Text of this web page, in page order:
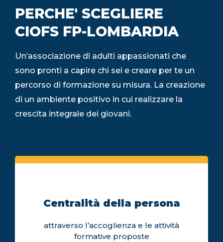
PERCHE' SCEGLIERE
CIOFS FP-LOMBARDIA
Un’associazione di adulti appassionati che
sono pronti a capire chi sei e creare per te un
percorso di formazione su misura. La creazione
di un ambiente positivo in cui realizzare la
crescita integrale dei giovani.
Centralità della persona
attraverso l’accoglienza e le attività
formative proposte